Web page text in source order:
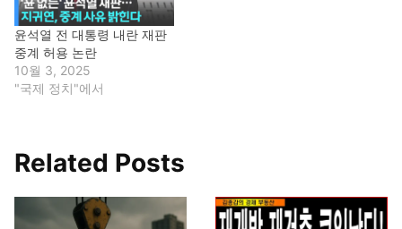
윤석열 전 대통령 내란 재판
중계 허용 논란
10월 3, 2025
"국제 정치"에서
Related Posts